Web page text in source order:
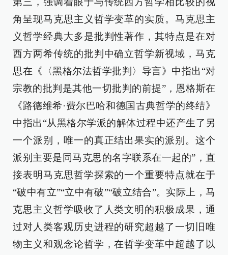
角呈现马克思主义哲学变革的实质。马克思主
义哲学经典大多是批判性著作，其特点是在对
西方两希传统的批判中确立哲学新视域，马克
思在《〈黑格尔法哲学批判〉导言》中指出“对
宗教的批判是其他一切批判的前提”，恩格斯在
《路德维希·费尔巴哈和德国古典哲学的终结》
中指出“从黑格尔学派的解体过程中还产生了另
一个派别，唯一的真正结出果实的派别。这个
派别主要是同马克思的名字联系在一起的”，直
接表明马克思哲学探索的一个重要特点就在于
“破中有立”“立中有破”“破立结合”。实际上，马
克思主义哲学吸收了人类文明的积极成果，通
过对人类客观历史进程的研究超越了一切旧唯
物主义和观念论哲学，在哲学变革中超越了以